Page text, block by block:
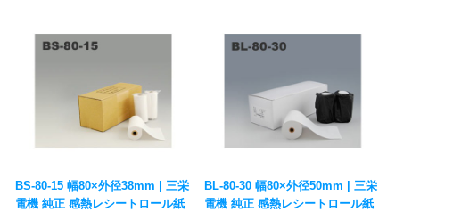
BS-80-15 幅80×外径38mm | 三栄
電機 純正 感熱レシートロール紙
BL-80-30 幅80×外径50mm | 三栄
電機 純正 感熱レシートロール紙